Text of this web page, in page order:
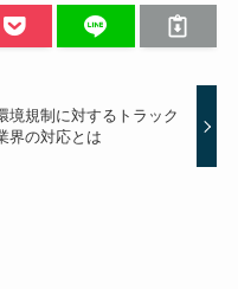
境規制に対するトラック
界の対応とは